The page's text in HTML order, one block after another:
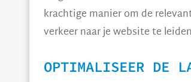
krachtige manier om de
verkeer naar je website te
OPTIMALISEER DE